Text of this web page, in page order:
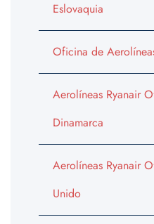
Eslovaquia
Oficina de
Aerolíneas Ryanair
Dinamarca
Aerolíneas Ryanair
Unido